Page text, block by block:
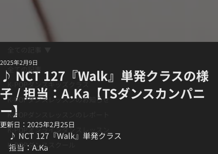
全ての記事
K-POPダンスキッズクラス
K-POPダンスレッスンのお知らせ
K-POPダンスレッスンのレポート
K-POPオンラインダンスレッスン
K-POPダンススクール
♪ NCT 127『Walk』単発クラスの様
子 / 担当：A.Ka【TSダンスカンパニ
ー】
2025年2月9日
更新日： 2025年2月25日
♪ NCT 127『Walk』単発クラス
担当：A.Ka